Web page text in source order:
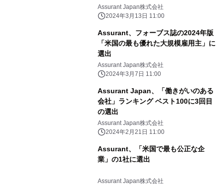
にワンストップで対応し、 家電生活
DXを促進～
Assurant Japan株式会社
2024年3月13日 11:00
Assurant、フォーブス誌の2024年版
「米国の最も優れた大規模雇用主」に
選出
Assurant Japan株式会社
2024年3月7日 11:00
Assurant Japan、「働きがいのある
会社」ランキング ベスト100に3回目
の選出
Assurant Japan株式会社
2024年2月21日 11:00
Assurant、「米国で最も公正な企
業」の1社に選出
Assurant Japan株式会社